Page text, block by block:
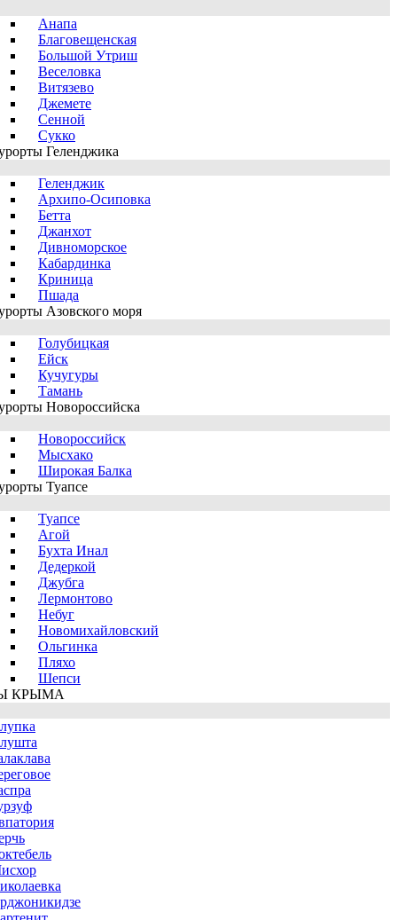
Анапа
Благовещенская
Большой Утриш
Веселовка
Витязево
Джемете
Сенной
Сукко
Геленджика
Геленджик
Архипо-Осиповка
Бетта
Джанхот
Дивноморское
Кабардинка
Криница
Пшада
Азовского моря
Голубицкая
Ейск
Кучугуры
Тамань
Новороссийска
Новороссийск
Мысхако
Широкая Балка
Туапсе
Туапсе
Агой
Бухта Инал
Дедеркой
Джубга
Лермонтово
Небуг
Новомихайловский
Ольгинка
Пляхо
Шепси
КРЫМА